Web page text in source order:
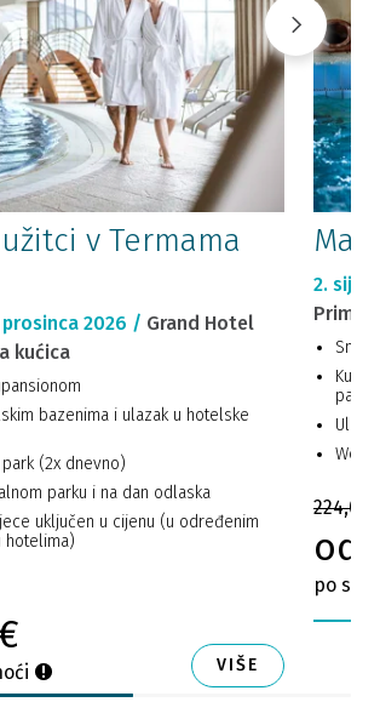
v Termama
2026 / Grand Hotel
kućica
bazenima i ulazak u hotelske
(2x dnevno)
parku i na dan odlaska
uključen u cijenu (u određenim
hotelima)
VIŠE
2.
Primus
parka
224,00
od
po